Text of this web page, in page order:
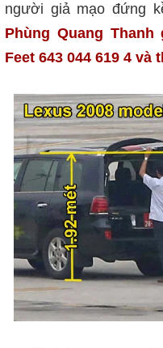
người giả mạo đứng
Phùng Quang
Feet 643 044 619 4